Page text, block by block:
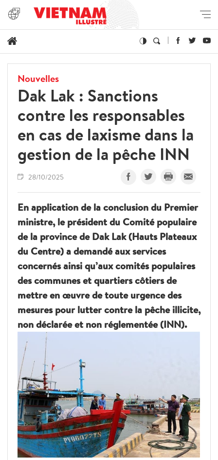
Nouvelles
Dak Lak : Sanctions
contre les responsables
en cas de laxisme dans la
gestion de la pêche INN
28/10/2025
En application de la conclusion du Premier
ministre, le président du Comité populaire
de la province de Dak Lak (Hauts Plateaux
du Centre) a demandé aux services
concernés ainsi qu’aux comités populaires
des communes et quartiers côtiers de
mettre en œuvre de toute urgence des
mesures pour lutter contre la pêche illicite,
non déclarée et non réglementée (INN).